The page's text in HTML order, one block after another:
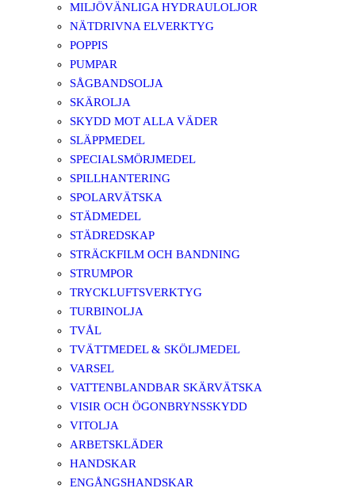
MILJÖVÄNLIGA HYDRAULOLJOR
NÄTDRIVNA ELVERKTYG
POPPIS
PUMPAR
SÅGBANDSOLJA
SKÄROLJA
SKYDD MOT ALLA VÄDER
SLÄPPMEDEL
SPECIALSMÖRJMEDEL
SPILLHANTERING
SPOLARVÄTSKA
STÄDMEDEL
STÄDREDSKAP
STRÄCKFILM OCH BANDNING
STRUMPOR
TRYCKLUFTSVERKTYG
TURBINOLJA
TVÅL
TVÄTTMEDEL & SKÖLJMEDEL
VARSEL
VATTENBLANDBAR SKÄRVÄTSKA
VISIR OCH ÖGONBRYNSSKYDD
VITOLJA
ARBETSKLÄDER
HANDSKAR
ENGÅNGSHANDSKAR